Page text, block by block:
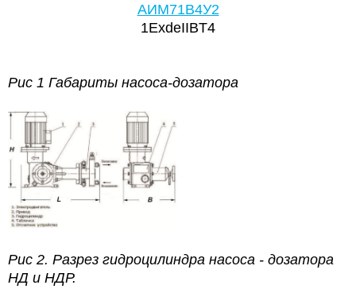
АИМ71В4У2
1ExdeIIBT4
Рис 1 Габариты насоса-дозатора
Рис 2. Разрез гидроцилиндра насоса - дозатора
НД и НДР.